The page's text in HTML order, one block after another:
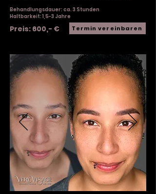
Behandlungsdauer: ca. 3 Stunden
Haltbarkeit: 1,5-3 Jahre
Preis: 600,- € Termin vereinbaren